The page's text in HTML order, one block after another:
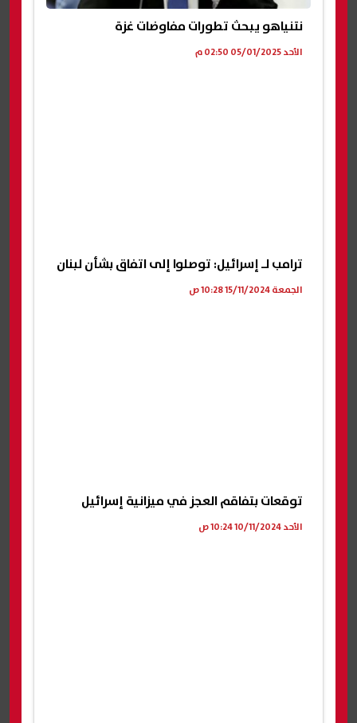
نتنياهو يبحث تطورات مفاوضات غزة
الأحد 05/01/2025 02:50 م
ترامب لـ إسرائيل: توصلوا إلى اتفاق بشأن لبنان
الجمعة 15/11/2024 10:28 ص
توقعات بتفاقم العجز في ميزانية إسرائيل
الأحد 10/11/2024 10:24 ص